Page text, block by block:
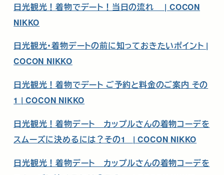
日光観光！着物でデート！当日の流れ | COCON
NIKKO
日光観光・着物デートの前に知っておきたいポイント |
COCON NIKKO
日光観光！着物でデート ご予約と料金のご案内 その
1 | COCON NIKKO
日光観光！着物デート カップルさんの着物コーデを
スムーズに決めるには？その1 | COCON NIKKO
日光観光！着物デート カップルさんの着物コーデを